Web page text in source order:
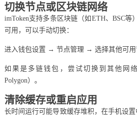
切换节点或区块链网络
imToken支持多条区块链（如ETH、BSC等
可用，可以手动切换：
进入钱包设置 → 节点管理 → 选择其他可用
如果是多链钱包，尝试切换到其他网
Polygon）。
清除缓存或重启应用
长时间运行可能导致缓存堆积，在手机设